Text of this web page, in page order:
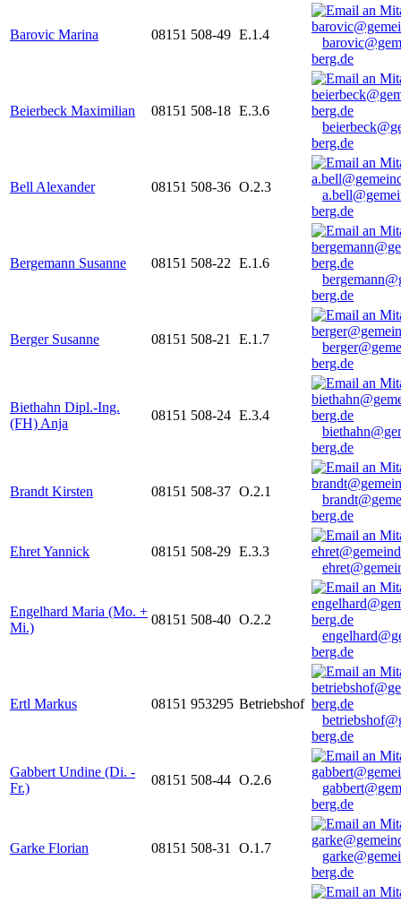
Barovic Marina 08151 508-49 E.1.4
berg.de
Beierbeck Maximilian 08151 508-18 E.3.6
berg.de
Bell Alexander 08151 508-36 O.2.3
berg.de
Bergemann Susanne 08151 508-22 E.1.6
berg.de
Berger Susanne 08151 508-21 E.1.7
berg.de
Biethahn Dipl.-Ing.
(FH) Anja
08151 508-24 E.3.4
berg.de
Brandt Kirsten 08151 508-37 O.2.1
berg.de
Ehret Yannick 08151 508-29 E.3.3
Engelhard Maria (Mo. +
Mi.)
08151 508-40 O.2.2
berg.de
Ertl Markus 08151 953295 Betriebshof
berg.de
Gabbert Undine (Di. -
Fr.)
08151 508-44 O.2.6
berg.de
Garke Florian 08151 508-31 O.1.7
berg.de